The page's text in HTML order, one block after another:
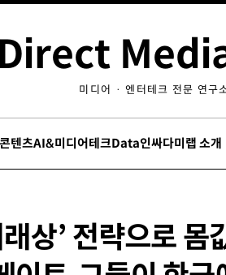
Direct
미디어 · 엔터테크 전문 연구
텐츠AI&미디어테크Data인싸다미랩 소개
상’ 전략으로 몸